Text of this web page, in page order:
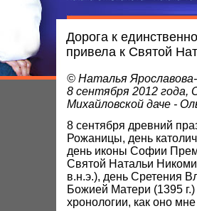
Персональный сайт Натальи
Дорога к
привела к Святой
© Наталья
8 сентября 2012 года,
Михайловской даче -
8 сентября древний
Рожаницы, день
день иконы Софии
Святой Натальи
в.н.э.), день Сретения
Божией Матери (1395 г.)
хронологии, как оно